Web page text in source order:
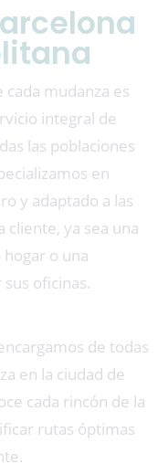
cada mudanza es
integral de
las poblaciones
en
y adaptado a las
cliente, ya sea una
o una
oficinas.
de todas
en la ciudad de
cada rincón de la
rutas óptimas